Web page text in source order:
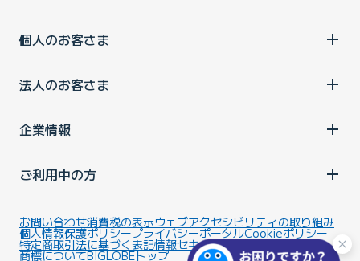
個人のお客さま
法人のお客さま
企業情報
ご利用中の方
お問い合わせ消費税の表示ウェブアクセシビリティの取り組み
個人情報保護ポリシープライバシーポータルCookieポリシー
特定商取引法に基づく表記情報セキュリティ基本方針
商標についてBIGLOBEトップ